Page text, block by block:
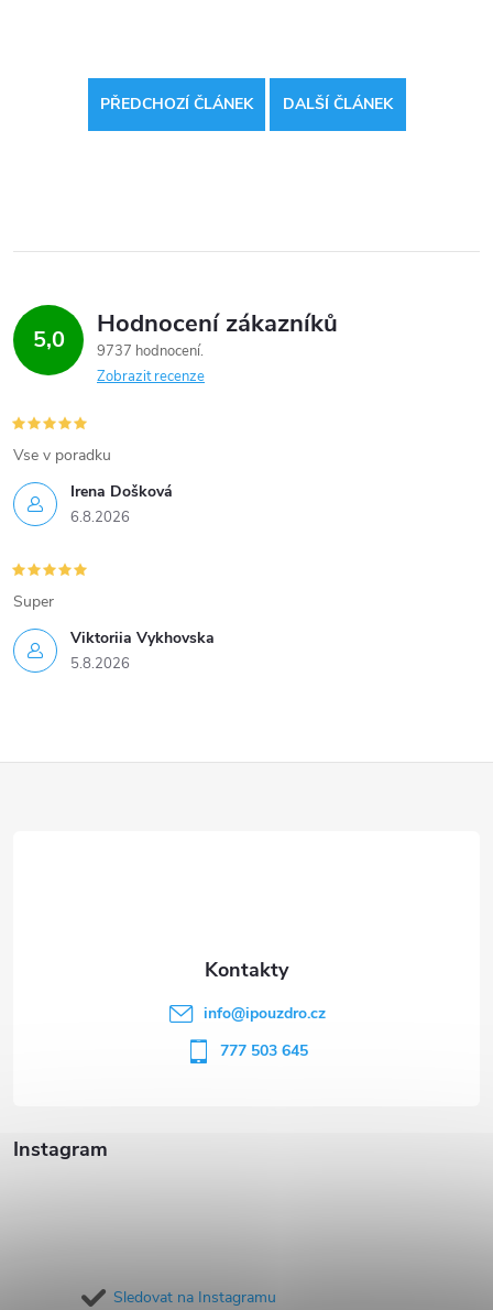
PŘEDCHOZÍ ČLÁNEK DALŠÍ ČLÁNEK
5,0 Hodnocení zákazníků
9737 hodnocení
Zobrazit recenze
Irena Došková
6.8.2026
Vse v poradku
Viktoriia Vykhovska
5.8.2026
Super
Instagram
Sledovat na Instagramu
info@ipouzdro.cz
777 503 645